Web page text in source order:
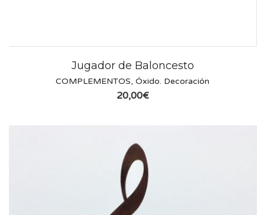
Jugador de Baloncesto
COMPLEMENTOS, Óxido. Decoración
20,00€